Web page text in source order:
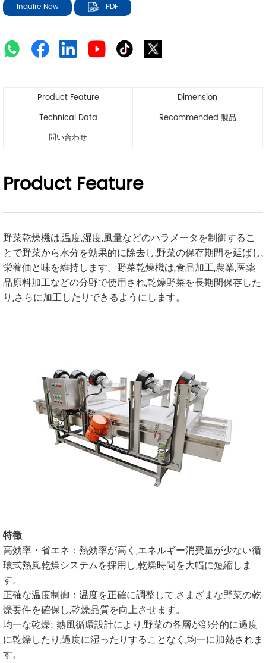
Inquire Now PDF
Product Feature
Dimension
Technical Data
Recommended 製品
問い合わせ
Product Feature
野菜乾燥機は,温度,湿度,風量などのパラメータを制御するこ
とで野菜から水分を効果的に除去し,野菜の保存期間を延ばし,
栄養価と味を維持します。野菜乾燥機は,食品加工,農業,医薬
品原料加工などの分野で使用され,乾燥野菜を長期間保存した
り,さらに加工したりできるようにします。
特徴
高効率・省エネ：熱効率が高く,エネルギー消費量が少ない循
環式熱風乾燥システムを採用し,乾燥時間を大幅に短縮しま
す。
正確な温度制御：温度を正確に調整して,さまざまな野菜の乾
燥要件を確保し,乾燥品質を向上させます。
均一な乾燥: 熱風循環設計により,野菜の各層が部分的に過度
に乾燥したり,過度に湿ったりすることなく,均一に加熱されま
す。